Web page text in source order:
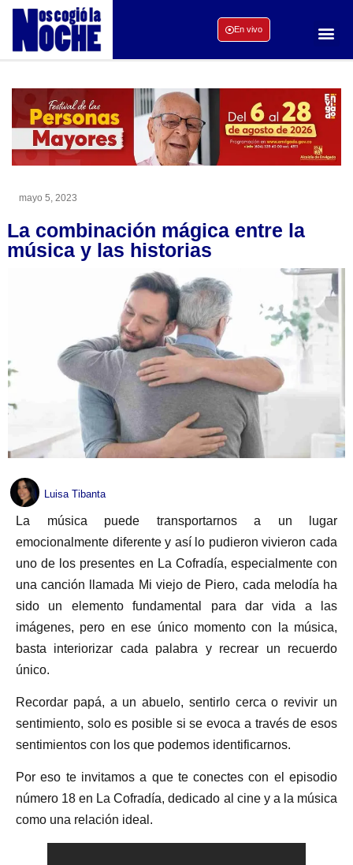
En vivo
mayo 5, 2023
La combinación mágica entre la
música y las historias
Luisa Tibanta
La música puede transportarnos a un lugar
emocionalmente diferente y así lo pudieron vivieron cada
uno de los presentes en La Cofradía, especialmente con
una canción llamada Mi viejo de Piero, cada melodía ha
sido un elemento fundamental para dar vida a las
imágenes, pero en ese único momento con la música,
basta interiorizar cada palabra y recrear un recuerdo
único.
Recordar papá, a un abuelo, sentirlo cerca o revivir un
sentimiento, solo es posible si se evoca a través de esos
sentimientos con los que podemos identificarnos.
Por eso te invitamos a que te conectes con el episodio
número 18 en La Cofradía, dedicado al cine y a la música
como una relación ideal.